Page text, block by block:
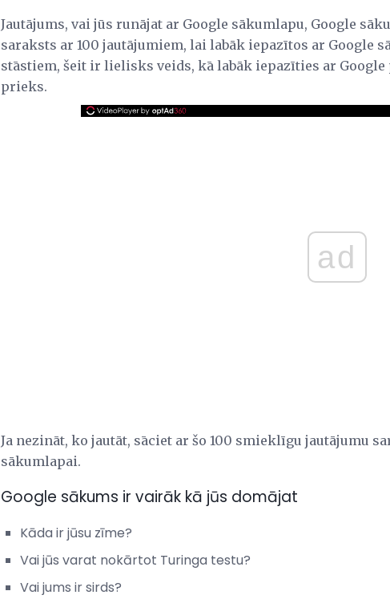
Jautājums, vai jūs runājat ar Google sākumlapu, Google
saraksts ar 100 jautājumiem, lai labāk iepazītos ar Google
stāstiem, šeit ir lielisks veids, kā labāk iepazīties ar
prieks.
ad
Ja nezināt, ko jautāt, sāciet ar šo 100 smieklīgu jautājumu
sākumlapai.
Google sākums ir vairāk kā jūs domājat
Kāda ir jūsu zīme?
Vai jūs varat nokārtot Turinga testu?
Vai jums ir sirds?